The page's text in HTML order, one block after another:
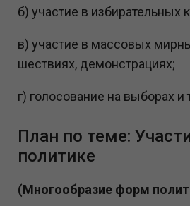
б) участие в избирательных
в) участие в массовых
шествиях, демонстрациях;
г) голосование на выборах и
План по теме:
политике
(Многообразие форм